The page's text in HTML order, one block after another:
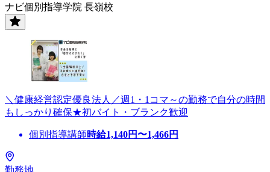
ナビ個別指導学院 長嶺校
＼健康経営認定優良法人／週1・1コマ～の勤務で自分の時間
もしっかり確保★初バイト・ブランク歓迎
個別指導講師時給1,140円〜1,466円
勤務地